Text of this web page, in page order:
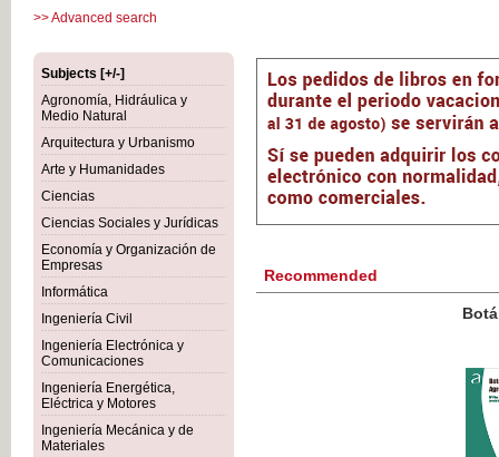
>> Advanced search
Subjects [+/-]
Agronomía, Hidráulica y
Medio Natural
Arquitectura y Urbanismo
Arte y Humanidades
Ciencias
Ciencias Sociales y Jurídicas
Economía y Organización de
Empresas
Informática
Ingeniería Civil
Ingeniería Electrónica y
Comunicaciones
Ingeniería Energética,
Eléctrica y Motores
Ingeniería Mecánica y de
Materiales
Recommended
VAT